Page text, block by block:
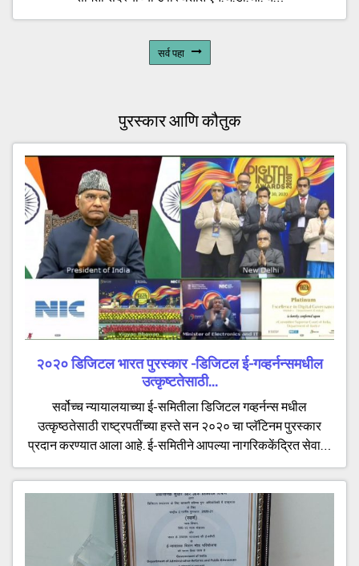
सर्व पहा
पुरस्कार आणि कौतुक
२०२० डिजिटल भारत पुरस्कार -डिजिटल ई-गव्हर्नन्समधील
उत्कृष्टतेसाठी...
सर्वोच्च न्यायालयाच्या ई-समितीला डिजिटल गव्हर्नन्स मधील
उत्कृष्ठतेसाठी राष्ट्रपतींच्या हस्ते सन २०२० चा प्लॅटिनम पुरस्कार
प्रदान करण्यात आला आहे. ई-समितीने आपल्या नागरिककेंद्रित सेवा…